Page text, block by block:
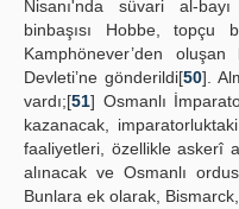
Nisanı'nda süvari al-
binbaşısı Hobbe, topçu
Kamphönever’den
Devleti’ne gönderildi[50].
vardı;[51] Osmanlı
kazanacak,
faaliyetleri, özellikle askerî
alınacak ve Osmanlı
Bunlara ek olarak,